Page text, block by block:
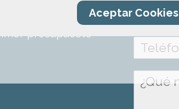
formulario, por
sobre el
presupuesto
Aceptar Cookies